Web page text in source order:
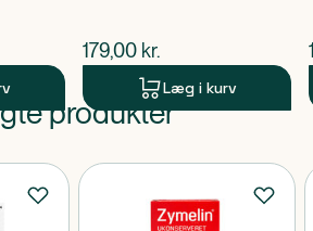
$nuværende pris
179,00 kr.
Læg i kurv
produkter